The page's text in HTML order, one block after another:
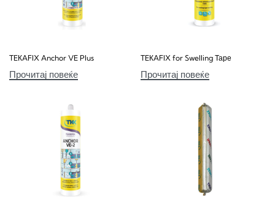
TEКAFIX Anchor VE Plus
Прочитај повеќе
TEКAFIX for Swelling Таре
Прочитај повеќе